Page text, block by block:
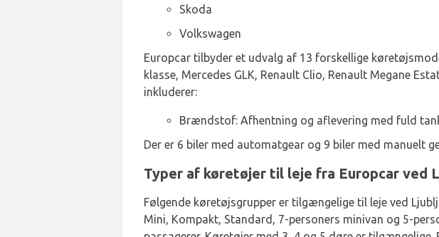
Skoda
Volkswagen
Europcar tilbyder et udvalg af 13 forskellige
klasse, Mercedes GLK, Renault Clio, Renault Megane
inkluderer:
Brændstof: Afhentning og aflevering med fuld
Der er 6 biler med automatgear og 9 biler med manuelt
Typer af køretøjer til leje fra Europcar ved
Følgende køretøjsgrupper er tilgængelige til leje ved
Mini, Kompakt, Standard, 7-personers minivan og 5-